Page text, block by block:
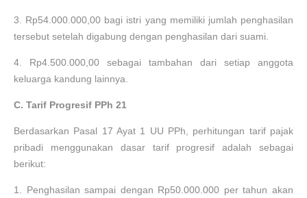
3. Rp54.000.000,00 bagi istri yang memiliki jumlah penghasilan
tersebut setelah digabung dengan penghasilan dari suami.
4. Rp4.500.000,00 sebagai tambahan dari setiap anggota
keluarga kandung lainnya.
C. Tarif Progresif PPh 21
Berdasarkan Pasal 17 Ayat 1 UU PPh, perhitungan tarif pajak
pribadi menggunakan dasar tarif progresif adalah sebagai
berikut:
1. Penghasilan sampai dengan Rp50.000.000 per tahun akan